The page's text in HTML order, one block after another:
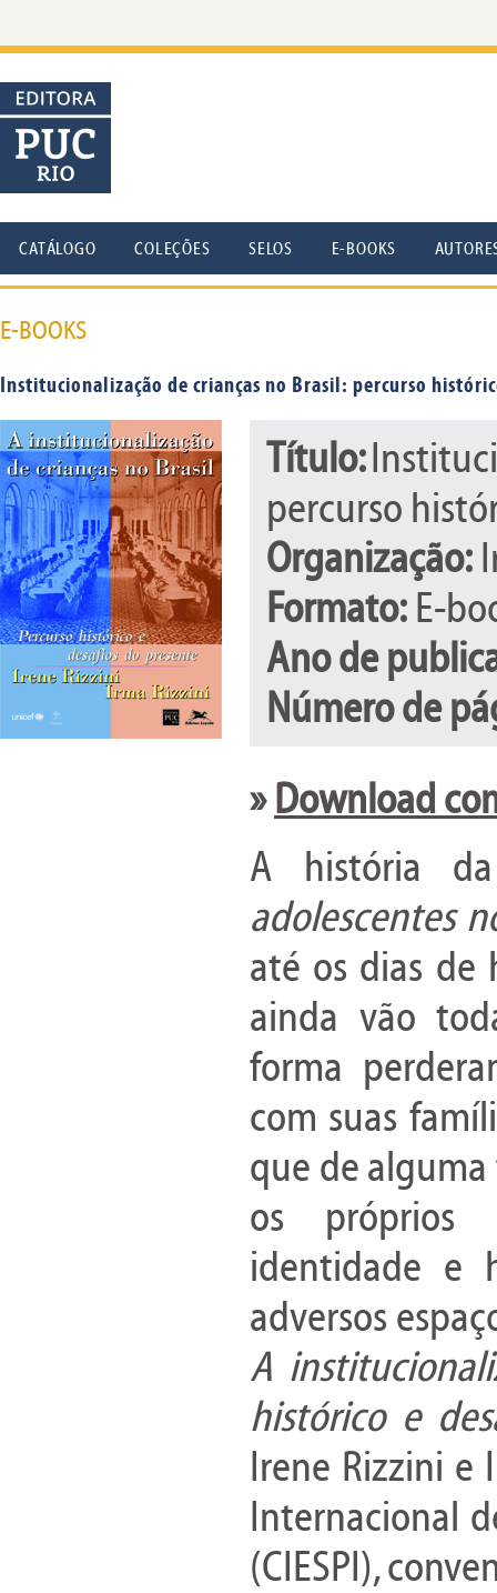
CATÁLOGO COLEÇÕES SELOS E-BOOKS
E-BOOKS
Institucionalização de crianças no Brasil: percurso
Título:
percurso
Organização:
Formato: E-
Ano de
Número de
»Download
A história da
adolescentes
até os dias de
ainda vão
forma
com suas
que de alguma
os próprios
identidade e
adversos
A
histórico e
Irene Rizzini e
Internacional
(CIESPI),